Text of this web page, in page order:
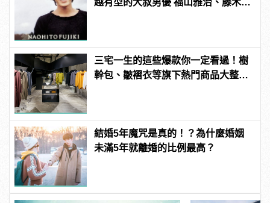
越有型的大叔男優 福山雅治、藤木直
三宅一生的這些爆款你一定看過！樹
幹包、皺褶衣等旗下熱門商品大整
結婚5年魔咒是真的！？為什麼婚姻
未滿5年就離婚的比例最高？